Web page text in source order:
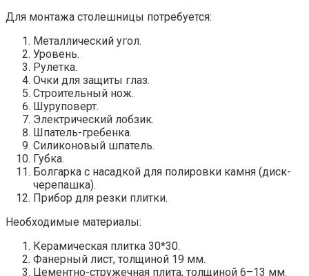
Для монтажа столешницы потребуется:
Металлический угол.
Уровень.
Рулетка.
Очки для защиты глаз.
Строительный нож.
Шуруповерт.
Электрический лобзик.
Шпатель-гребенка.
Силиконовый шпатель.
Губка.
Болгарка с насадкой для полировки камня (диск-
черепашка).
Прибор для резки плитки.
Необходимые материалы:
Керамическая плитка 30*30.
Фанерный лист, толщиной 19 мм.
Цементно-стружечная плита, толщиной 6–13 мм.